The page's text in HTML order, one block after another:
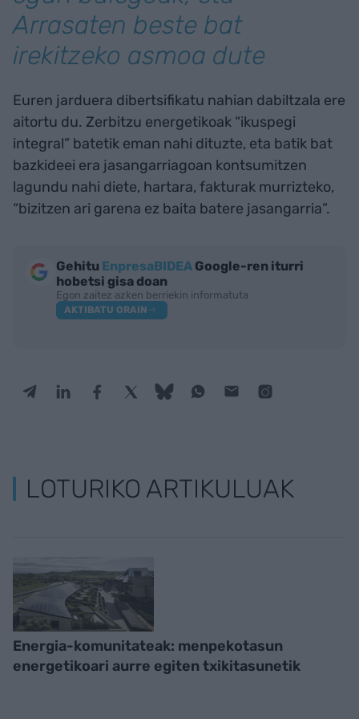
Arrasaten beste bat
irekitzeko asmoa dute
Euren jarduera dibertsifikatu nahian dabiltzala ere
aitortu du. Zerbitzu energetikoak “ikuspegi
integral” batetik eman nahi dituzte, eta batik bat
bazkideei era jasangarriagoan kontsumitzen
lagundu nahi diete, hartara, fakturak murrizteko,
“bizitzen ari garena ez baita batere jasangarria”.
Gehitu EnpresaBIDEA Google-ren iturri
hobetsi gisa doan
Egon zaitez azken berriekin informatuta
AKTIBATU ORAIN
LOTURIKO ARTIKULUAK
Energia-komunitateak: menpekotasun
energetikoari aurre egiten txikitasunetik